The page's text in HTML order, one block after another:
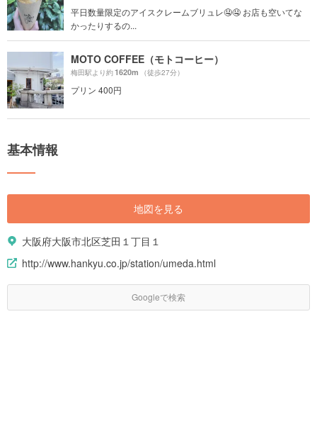
平日数量限定のアイスクレームブリュレ🤤🤤 お店も空いてな
かったりするの...
MOTO COFFEE（モトコーヒー）
梅田駅より約1620m （徒歩27分）
プリン 400円
基本情報
地図を見る
大阪府大阪市北区芝田１丁目１
http://www.hankyu.co.jp/station/umeda.html
Googleで検索